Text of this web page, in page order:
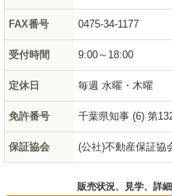
FAX番号 0475-34-1177
受付時間 9:00～18:00
定休日 毎週 水曜・木曜
免許番号 千葉県知事 (6) 第
保証協会 (公社)不動産保証協
販売状況、見学、詳